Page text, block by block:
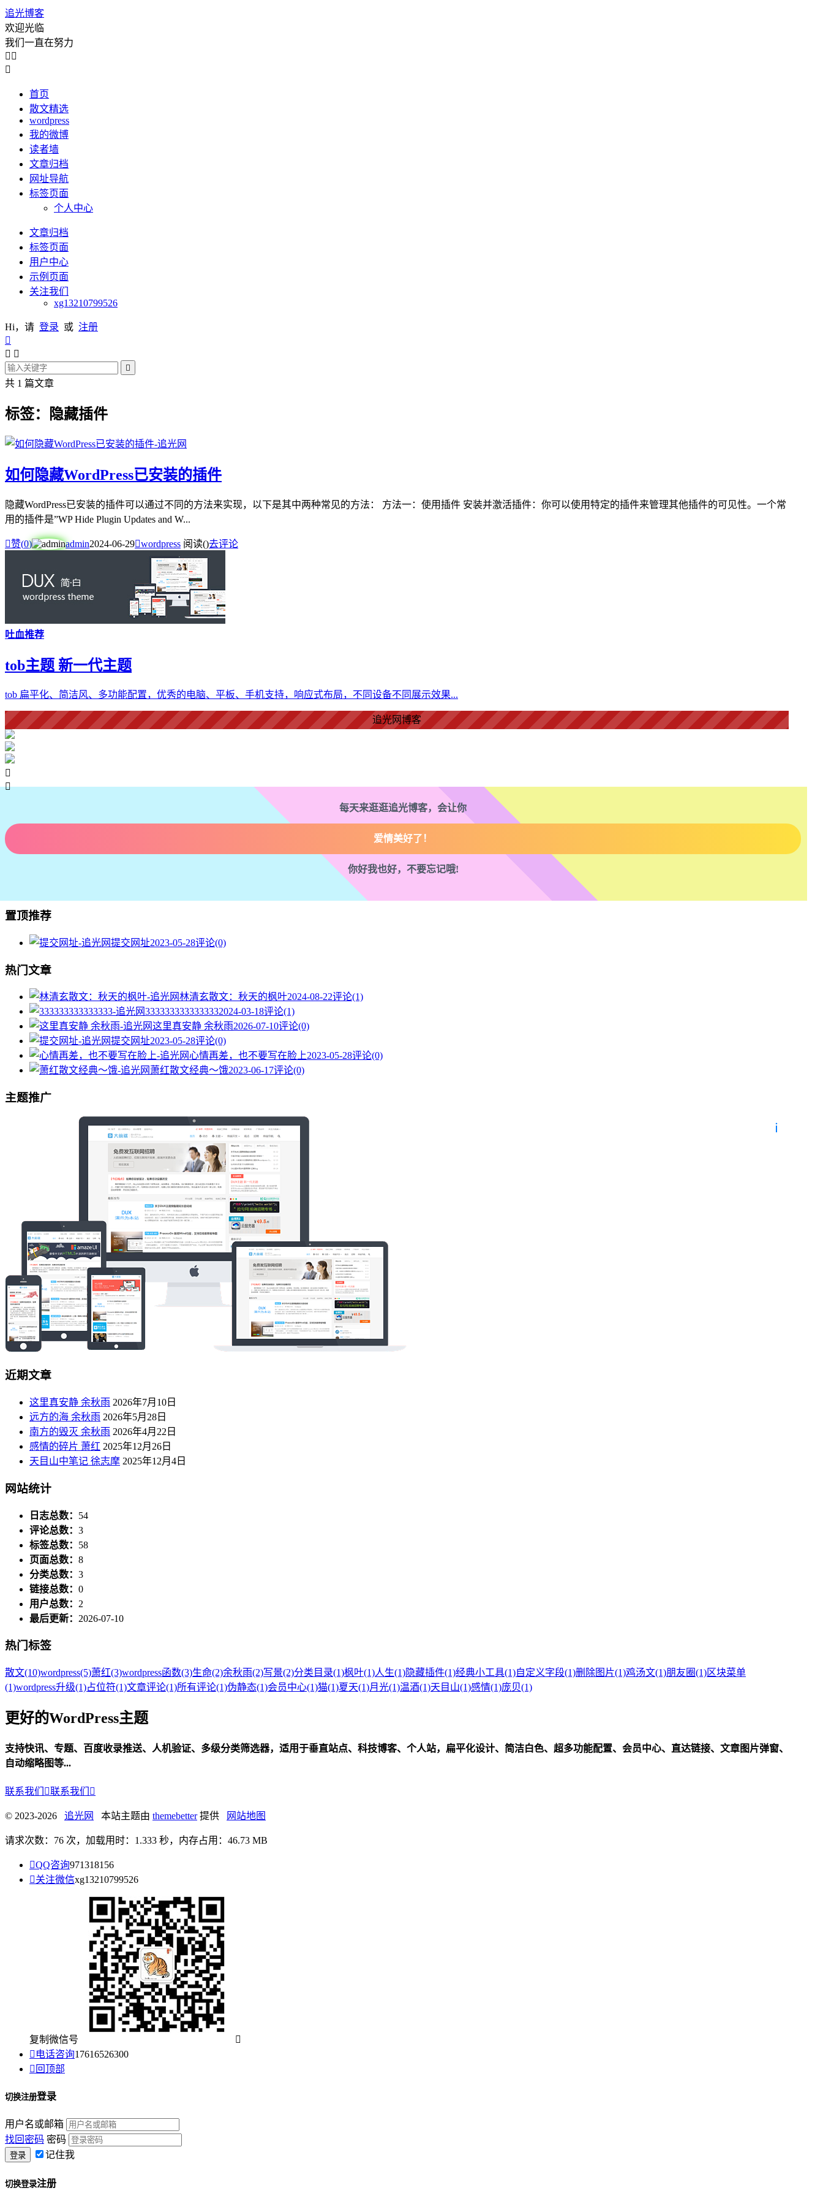
追光博客
欢迎光临
我们一直在努力
 

首页
散文精选
wordpress
我的微博
读者墙
文章归档
网址导航
标签页面
个人中心
文章归档
标签页面
用户中心
示例页面
关注我们
xg13210799526
Hi，请 登录 或 注册

 

共 1 篇文章
标签：隐藏插件
如何隐藏WordPress已安装的插件
隐藏WordPress已安装的插件可以通过不同的方法来实现，以下是其中两种常见的方法： 方法一：使用插件 安装并激活插件：你可以使用特定的插件来管理其他插件的可见性。一个常
用的插件是”WP Hide Plugin Updates and W...
赞(0) admin2024-06-29wordpress 阅读()去评论
吐血推荐
tob主题 新一代主题
tob 扁平化、简洁风、多功能配置，优秀的电脑、平板、手机支持，响应式布局，不同设备不同展示效果...
追光网博客


每天来逛逛追光博客，会让你
心情舒畅了！
走路也有劲了！
工作也轻松了！
你好我也好，不要忘记哦!
置顶推荐
提交网址2023-05-28评论(0)
热门文章
林清玄散文：秋天的枫叶2024-08-22评论(1)
3333333333333332024-03-18评论(1)
这里真安静 余秋雨2026-07-10评论(0)
提交网址2023-05-28评论(0)
心情再差，也不要写在脸上2023-05-28评论(0)
萧红散文经典～饿2023-06-17评论(0)
主题推广
近期文章
这里真安静 余秋雨 2026年7月10日
远方的海 余秋雨 2026年5月28日
南方的毁灭 余秋雨 2026年4月22日
感情的碎片 萧红 2025年12月26日
天目山中笔记 徐志摩 2025年12月4日
网站统计
日志总数： 54
评论总数： 3
标签总数： 58
页面总数： 8
分类总数： 3
链接总数： 0
用户总数： 2
最后更新： 2026-07-10
热门标签
散文(10)wordpress(5)萧红(3)wordpress函数(3)生命(2)余秋雨(2)写景(2)分类目录(1)枫叶(1)人生(1)隐藏插件(1)经典小工具(1)自定义字段(1)删除图片(1)鸡汤文(1)朋友圈(1)区块菜单
(1)wordpress升级(1)占位符(1)文章评论(1)所有评论(1)伪静态(1)会员中心(1)猫(1)夏天(1)月光(1)温酒(1)天目山(1)感情(1)庞贝(1)
更好的WordPress主题
支持快讯、专题、百度收录推送、人机验证、多级分类筛选器，适用于垂直站点、科技博客、个人站，扁平化设计、简洁白色、超多功能配置、会员中心、直达链接、文章图片弹窗、
自动缩略图等...
联系我们 联系我们 
© 2023-2026 追光网 本站主题由 themebetter提供 网站地图
请求次数：76 次，加载用时：1.333 秒，内存占用：46.73 MB
QQ咨询971318156
关注微信xg13210799526
复制微信号

 电话咨询17616526300
 回顶部
切换注册登录
用户名或邮箱
找回密码 密码
记住我
切换登录注册